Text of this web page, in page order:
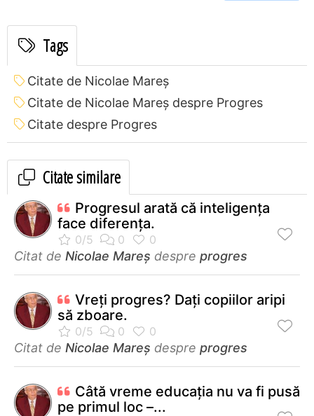
Tags
Citate de Nicolae Mareș
Citate de Nicolae Mareș despre Progres
Citate despre Progres
Citate similare
Progresul arată că inteligența
face diferența.
Citat de Nicolae Mareș despre progres
Vreţi progres? Daţi copiilor aripi
să zboare.
Citat de Nicolae Mareș despre progres
Câtă vreme educația nu va fi pusă
pe primul loc –...